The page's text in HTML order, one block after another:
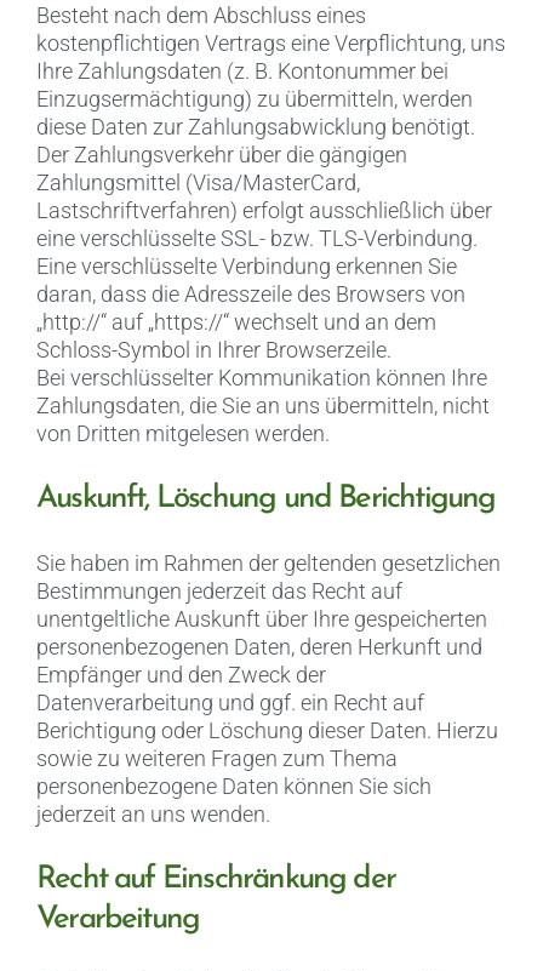
Besteht nach dem Abschluss eines
kostenpflichtigen Vertrags eine Verpflichtung, uns
Ihre Zahlungsdaten (z. B. Kontonummer bei
Einzugsermächtigung) zu übermitteln, werden
diese Daten zur Zahlungsabwicklung benötigt.
Der Zahlungsverkehr über die gängigen
Zahlungsmittel (Visa/MasterCard,
Lastschriftverfahren) erfolgt ausschließlich über
eine verschlüsselte SSL- bzw. TLS-Verbindung.
Eine verschlüsselte Verbindung erkennen Sie
daran, dass die Adresszeile des Browsers von
„http://“ auf „https://“ wechselt und an dem
Schloss-Symbol in Ihrer Browserzeile.
Bei verschlüsselter Kommunikation können Ihre
Zahlungsdaten, die Sie an uns übermitteln, nicht
von Dritten mitgelesen werden.
Auskunft, Löschung und Berichtigung
Sie haben im Rahmen der geltenden gesetzlichen
Bestimmungen jederzeit das Recht auf
unentgeltliche Auskunft über Ihre gespeicherten
personenbezogenen Daten, deren Herkunft und
Empfänger und den Zweck der
Datenverarbeitung und ggf. ein Recht auf
Berichtigung oder Löschung dieser Daten. Hierzu
sowie zu weiteren Fragen zum Thema
personenbezogene Daten können Sie sich
jederzeit an uns wenden.
Recht auf Einschränkung der
Verarbeitung